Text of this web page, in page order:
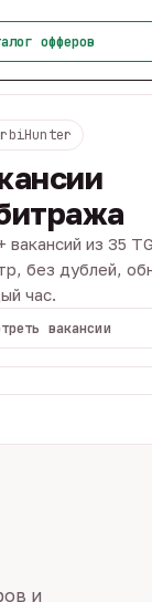
офферов
вакансий из 35
без дублей,
час.
вакансии
и